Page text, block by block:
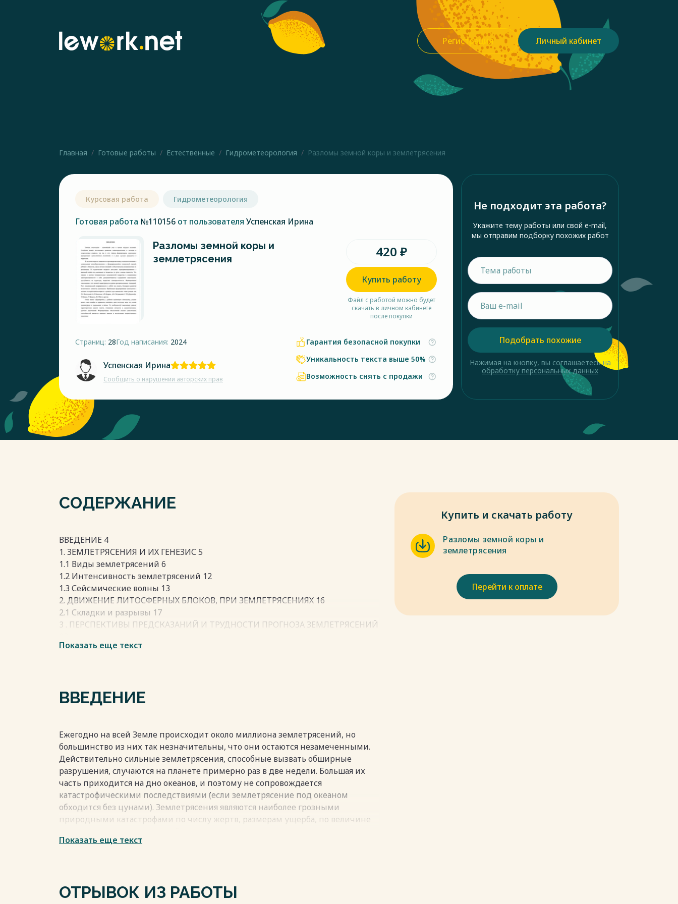
Регистрация Личный кабинет
Главная Готовые работы Естественные Гидрометеорология Разломы земной коры и землетрясения
Курсовая работа Гидрометеорология
Готовая работа №110156 от пользователя Успенская Ирина
Разломы земной коры и
землетрясения
420 ₽
Купить работу
Файл с работой можно будет
скачать в личном кабинете
после покупки
Страниц: 28Год написания: 2024
Успенская Ирина
Сообщить о нарушении авторских прав
Гарантия безопасной покупки
Уникальность текста выше 50%
Возможность снять с продажи
Не подходит эта работа?
Укажите тему работы или свой e-mail,
мы отправим подборку похожих работ
Подобрать похожие
Нажимая на кнопку, вы соглашаетесьна
обработку персональных данных
СОДЕРЖАНИЕ
ВВЕДЕНИЕ 4
1. ЗЕМЛЕТРЯСЕНИЯ И ИХ ГЕНЕЗИС 5
1.1 Виды землетрясений 6
1.2 Интенсивность землетрясений 12
1.3 Сейсмические волны 13
2. ДВИЖЕНИЕ ЛИТОСФЕРНЫХ БЛОКОВ, ПРИ ЗЕМЛЕТРЯСЕНИЯХ 16
2.1 Складки и разрывы 17
3 . ПЕРСПЕКТИВЫ ПРЕДСКАЗАНИЙ И ТРУДНОСТИ ПРОГНОЗА ЗЕМЛЕТРЯСЕНИЙ
3.1 Перспективы предсказаний 23
Весь текст будет доступен
Показать еще текст
ВВЕДЕНИЕ
Ежегодно на всей Земле происходит около миллиона землетрясений, но
большинство из них так незначительны, что они остаются незамеченными.
Действительно сильные землетрясения, способные вызвать обширные
разрушения, случаются на планете примерно раз в две недели. Большая их
часть приходится на дно океанов, и поэтому не сопровождается
катастрофическими последствиями (если землетрясение под океаном
обходится без цунами). Землетрясения являются наиболее грозными
природными катастрофами по числу жертв, размерам ущерба, по величине
При разломах земной коры, возникают деформации, приводящие к
науки, она дает сведения, как об очаге землетрясения, так и о строении
Показать еще текст
ОТРЫВОК ИЗ РАБОТЫ
Купить и скачать работу
Разломы земной коры и
землетрясения
Перейти к оплате